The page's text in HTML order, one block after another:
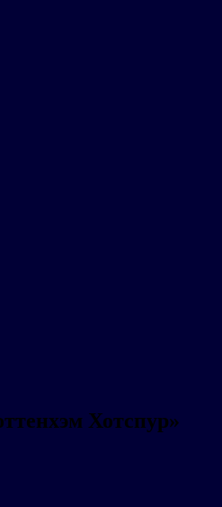
Хотспур»